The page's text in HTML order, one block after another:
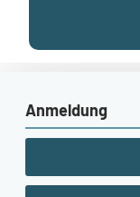
Anmeldung